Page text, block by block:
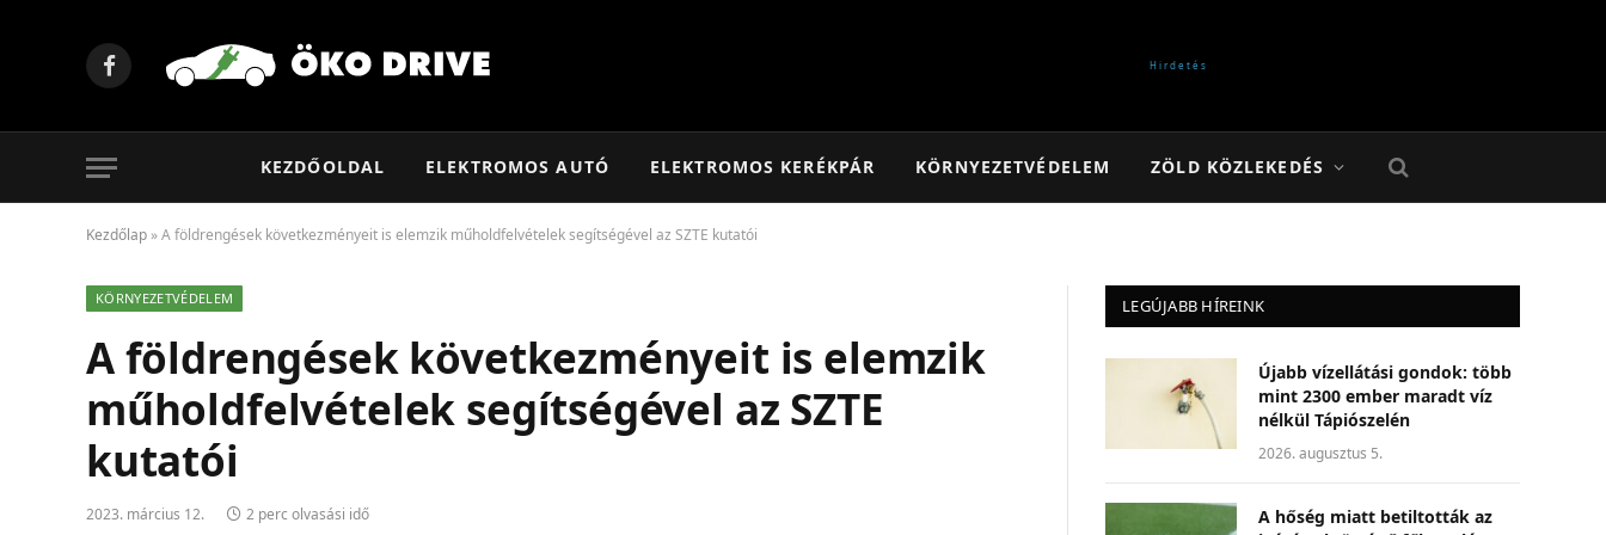
Facebook
KEZDŐOLDAL ELEKTROMOS AUTÓ ELEKTROMOS KERÉKPÁR KÖRNYEZETVÉDELEM ZÖLD KÖZLEKEDÉS
Kezdőlap »A földrengések következményeit is elemzik műholdfelvételek segítségével az SZTE kutatói
KÖRNYEZETVÉDELEM
A földrengések következményeit is elemzik
műholdfelvételek segítségével az SZTE
kutatói
2023. március 12. 2 perc olvasási idő
LEGÚJABB HÍREINK
Újabb vízellátási gondok: több
mint 2300 ember maradt víz
nélkül Tápiószelén
2026. augusztus 5.
A hőség miatt betiltották az